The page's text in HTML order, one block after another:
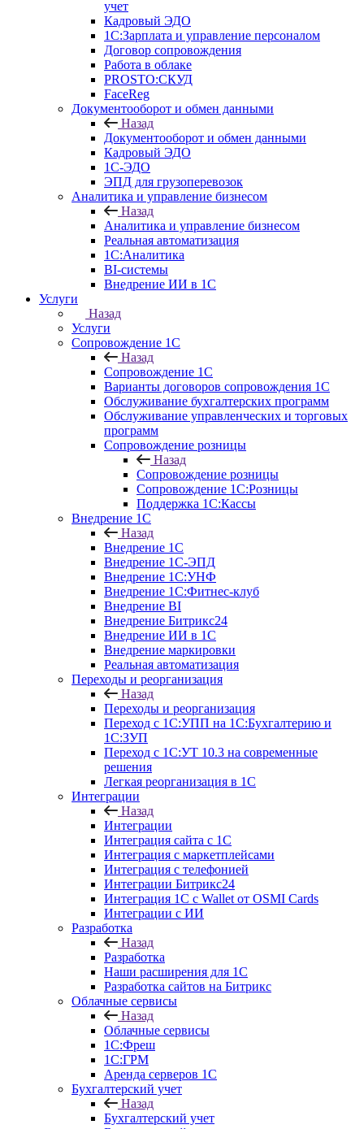
учет
Кадровый ЭДО
1С:Зарплата и управление персоналом
Договор сопровождения
Работа в облаке
PROSTO:СКУД
FaceReg
Документооборот и обмен данными
Назад
Документооборот и обмен данными
Кадровый ЭДО
1С-ЭДО
ЭПД для грузоперевозок
Аналитика и управление бизнесом
Назад
Аналитика и управление бизнесом
Реальная автоматизация
1С:Аналитика
BI-системы
Внедрение ИИ в 1С
Услуги
Назад
Услуги
Сопровождение 1С
Назад
Сопровождение 1С
Варианты договоров сопровождения 1С
Обслуживание бухгалтерских программ
Обслуживание управленческих и торговых
программ
Сопровождение розницы
Назад
Сопровождение розницы
Сопровождение 1С:Розницы
Поддержка 1С:Кассы
Внедрение 1С
Назад
Внедрение 1С
Внедрение 1С-ЭПД
Внедрение 1С:УНФ
Внедрение 1С:Фитнес-клуб
Внедрение BI
Внедрение Битрикс24
Внедрение ИИ в 1С
Внедрение маркировки
Реальная автоматизация
Переходы и реорганизация
Назад
Переходы и реорганизация
Переход с 1С:УПП на 1С:Бухгалтерию и
1С:ЗУП
Переход с 1С:УТ 10.3 на современные
решения
Легкая реорганизация в 1С
Интеграции
Назад
Интеграции
Интеграция сайта с 1С
Интеграция с маркетплейсами
Интеграция с телефонией
Интеграции Битрикс24
Интеграция 1С с Wallet от OSMI Cards
Интеграции с ИИ
Разработка
Назад
Разработка
Наши расширения для 1С
Разработка сайтов на Битрикс
Облачные сервисы
Назад
Облачные сервисы
1С:Фреш
1С:ГРМ
Аренда серверов 1С
Бухгалтерский учет
Назад
Бухгалтерский учет